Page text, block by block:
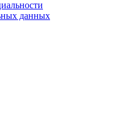
данных